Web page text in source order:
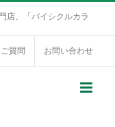
店、「バイシクルカラ
質問 お問い合わせ